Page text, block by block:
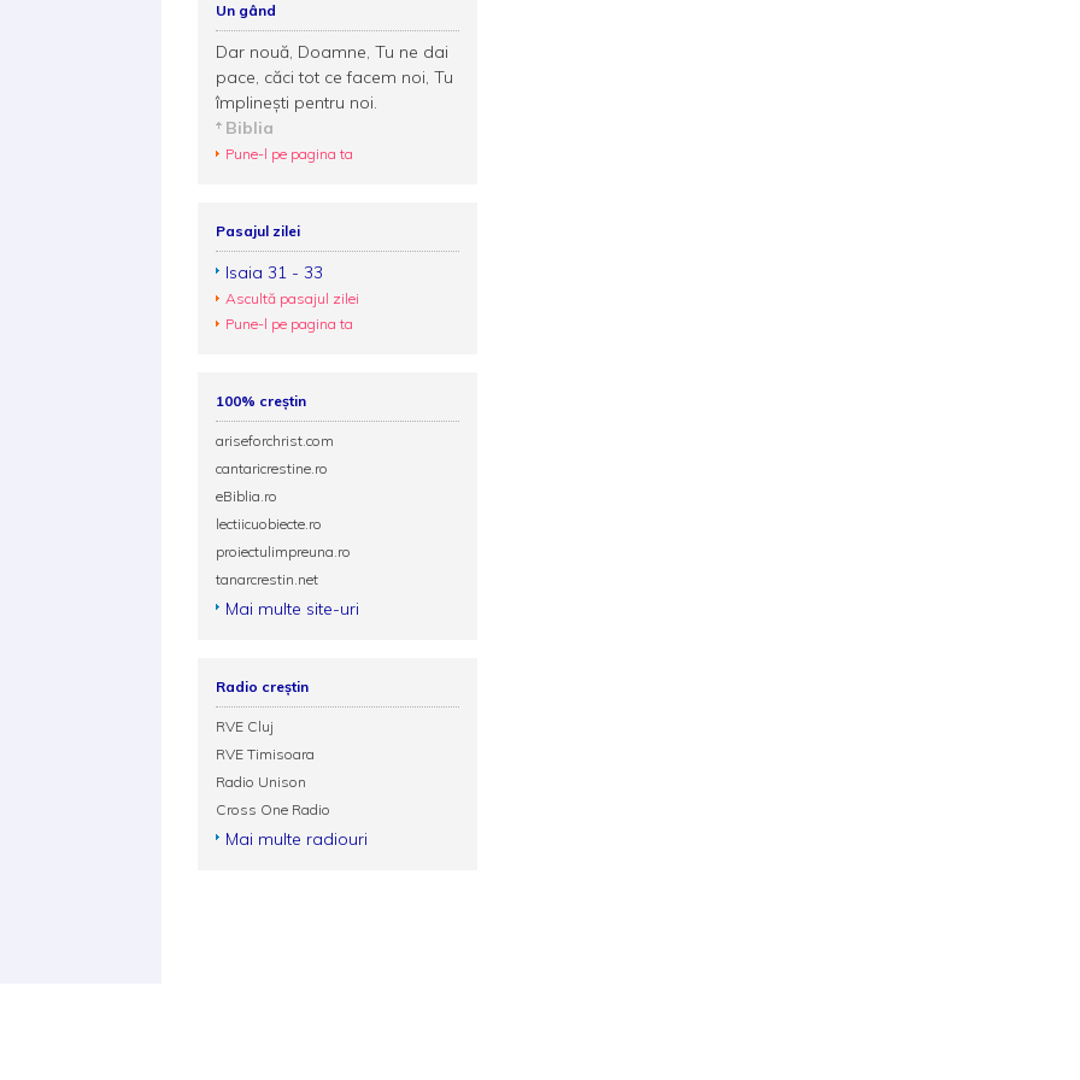
Un gând
Dar nouă, Doamne, Tu ne dai
pace, căci tot ce facem noi, Tu
împlineşti pentru noi.
Biblia
Pune-l pe pagina ta
Pasajul zilei
Isaia 31 - 33
Ascultă pasajul zilei
Pune-l pe pagina ta
100% creștin
ariseforchrist.com
cantaricrestine.ro
eBiblia.ro
lectiicuobiecte.ro
proiectulimpreuna.ro
tanarcrestin.net
Mai multe site-uri
Radio creștin
RVE Cluj
RVE Timisoara
Radio Unison
Cross One Radio
Mai multe radiouri